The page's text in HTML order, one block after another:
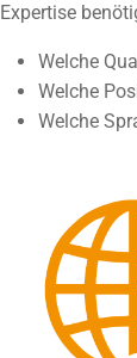
Expertise
Welche
Welche
Welche